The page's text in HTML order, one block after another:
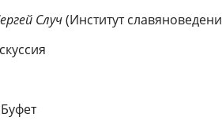
Случ(Институт